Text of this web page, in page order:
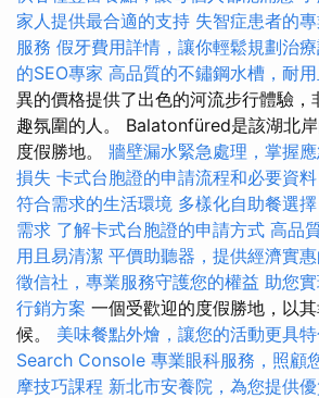
家人提供最合適的支持 失智症患者的
服務 假牙費用詳情，讓你輕鬆規劃治
的SEO專家 高品質的不鏽鋼水槽，耐
異的價格提供了出色的河流步行體驗，
趣氛圍的人。 Balatonfüred是該湖北
度假勝地。 牆壁漏水緊急處理，掌握
損失 卡式台胞證的申請流程和必要資料
符合需求的生活環境 多樣化自助餐選
需求 了解卡式台胞證的申請方式 高品
用且易清潔 平價助聽器，提供經濟實
徵信社，專業服務守護您的權益 助您
行銷方案 一個受歡迎的度假勝地，以
候。 美味餐點外燴，讓您的活動更具
Search Console 專業眼科服務，照顧
摩技巧課程 新北市安養院，為您提供